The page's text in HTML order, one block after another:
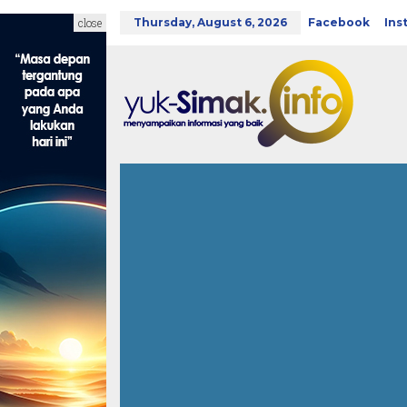
Thursday, August 6, 2026 Facebook
close